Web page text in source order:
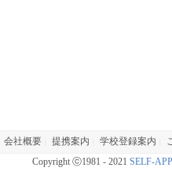
会社概要 提携案内 学校登録案内
Copyright ⓒ1981 - 2021 SELF-